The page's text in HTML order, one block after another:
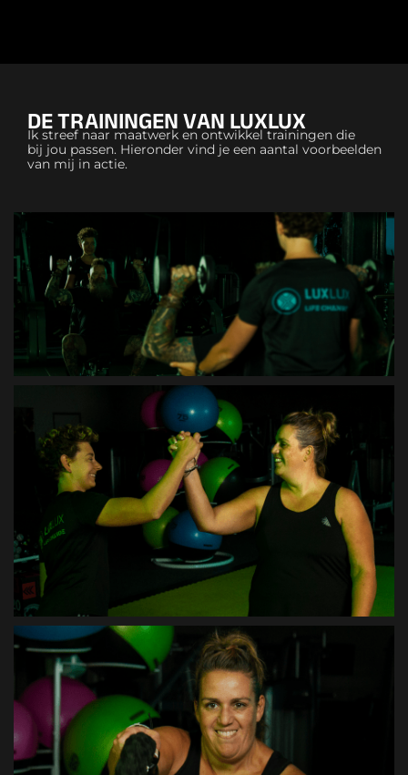
DE TRAININGEN VAN LUXLUX
Ik streef naar maatwerk en ontwikkel trainingen die
bij jou passen. Hieronder vind je een aantal voorbeelden
van mij in actie.